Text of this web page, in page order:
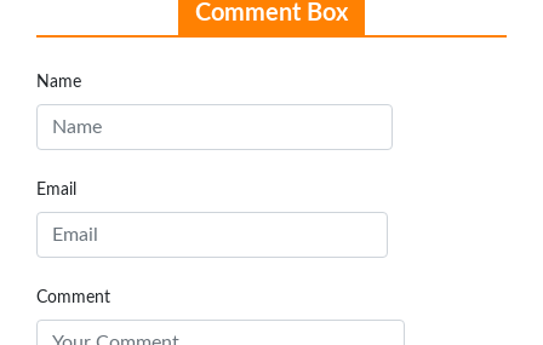
Comment Box
Name
Email
Comment